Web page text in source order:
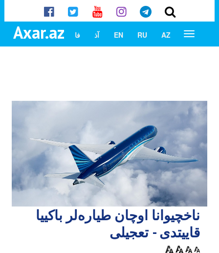
Axar.az AZ
RU
EN آذ فا
ناخچیوانا اوچان طیاره‌لر باکییا
قاییتدی - تعجیلی